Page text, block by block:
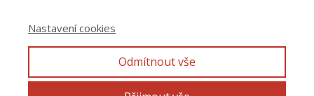
Ochrana osobních údajů
Nastavení cookies
Odmítnout vše